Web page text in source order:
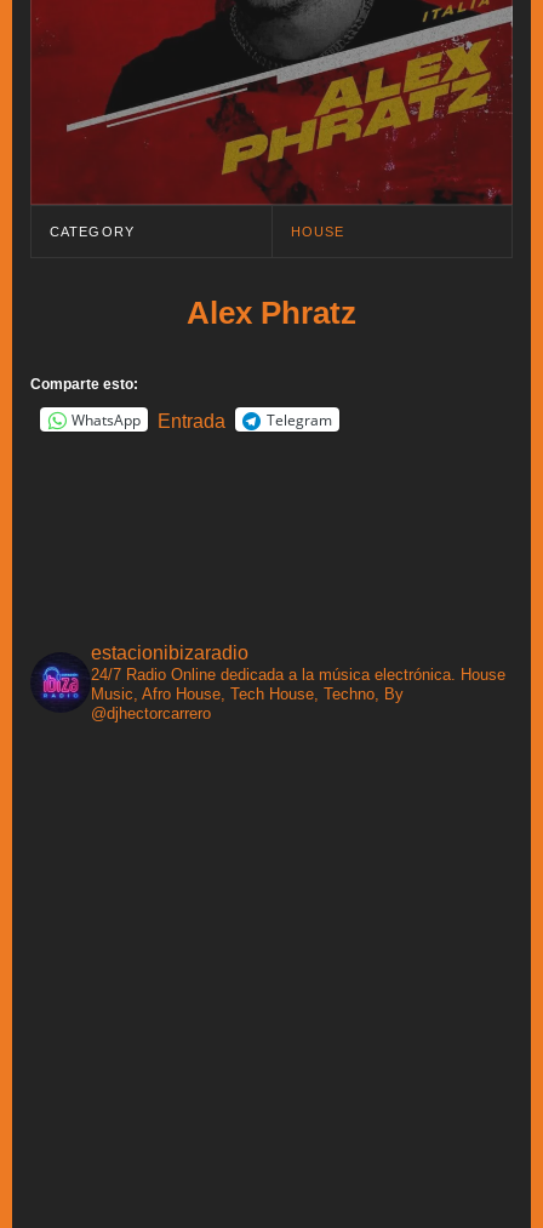
CATEGORY HOUSE
Alex Phratz
Comparte esto:
WhatsApp Entrada Telegram
estacionibizaradio
24/7 Radio Online dedicada a la música electrónica. House
Music, Afro House, Tech House, Techno, By
@djhectorcarrero